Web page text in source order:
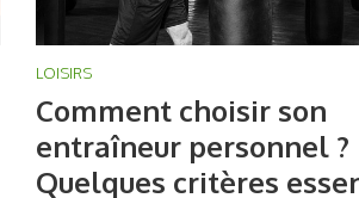
LOISIRS
Comment choisir son
entraîneur personnel ?
Quelques critères